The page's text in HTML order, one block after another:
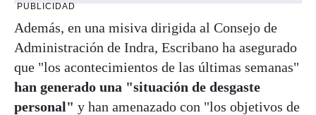
PUBLICIDAD
Además, en una misiva dirigida al Consejo de
Administración de Indra, Escribano ha asegurado
que "los acontecimientos de las últimas semanas"
han generado una "situación de desgaste
personal" y han amenazado con "los objetivos de